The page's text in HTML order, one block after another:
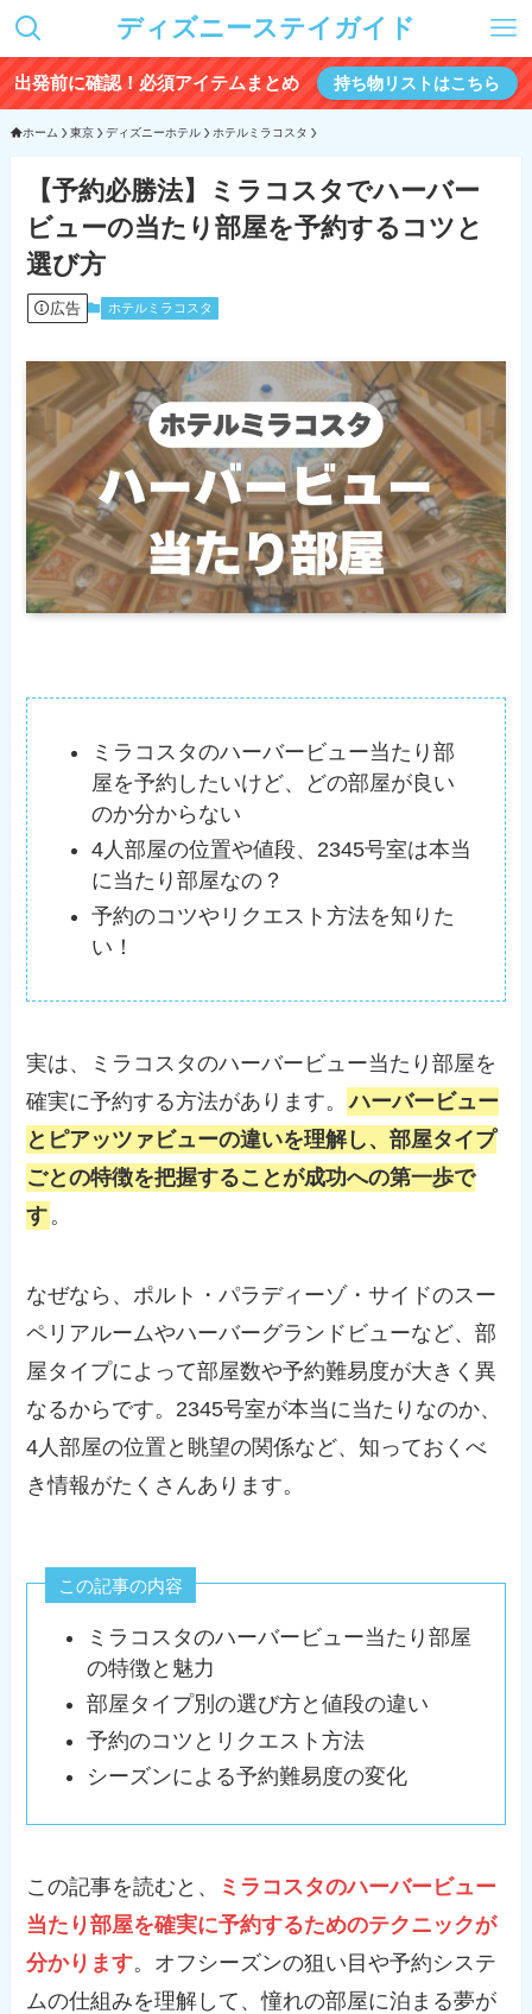
ディズニーステイガイド
出発前に確認！必須アイテムまとめ 持ち物リストはこちら
ホーム 東京 ディズニーホテル ホテルミラコスタ
【予約必勝法】ミラコスタでハーバー
ビューの当たり部屋を予約するコツと
選び方
広告 ホテルミラコスタ
ミラコスタのハーバービュー当たり部
屋を予約したいけど、どの部屋が良い
のか分からない
4人部屋の位置や値段、2345号室は本当
に当たり部屋なの？
予約のコツやリクエスト方法を知りた
い！
実は、ミラコスタのハーバービュー当たり部屋を
確実に予約する方法があります。 ハーバービュー
とピアッツァビューの違いを理解し、部屋タイプ
ごとの特徴を把握することが成功への第一歩で
す 。
なぜなら、ポルト・パラディーゾ・サイドのスー
ペリアルームやハーバーグランドビューなど、部
屋タイプによって部屋数や予約難易度が大きく異
なるからです。2345号室が本当に当たりなのか、
4人部屋の位置と眺望の関係など、知っておくべ
き情報がたくさんあります。
この記事の内容
ミラコスタのハーバービュー当たり部屋
の特徴と魅力
部屋タイプ別の選び方と値段の違い
予約のコツとリクエスト方法
シーズンによる予約難易度の変化
この記事を読むと、
ミラコスタのハーバービュー
当たり部屋を確実に予約するためのテクニックが
分かります。オフシーズンの狙い目や予約システ
ムの仕組みを理解して、憧れの部屋に泊まる夢が